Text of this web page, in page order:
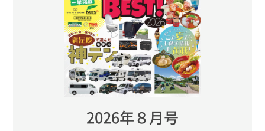
2026年８月号